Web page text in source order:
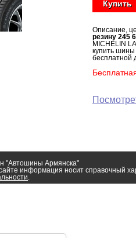
Купить
Описание,
резину 245
MICHELIN
купить шины
бесплатной
"Автошины Армянска"
информация носит справочный
.